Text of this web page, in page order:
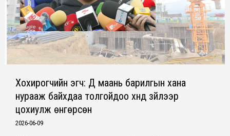
Хохирогчийн эгч: Дүү маань барилгын хана
нурааж байхдаа толгойдоо хүнд зүйлээр
цохиулж өнгөрсөн
2026-06-09